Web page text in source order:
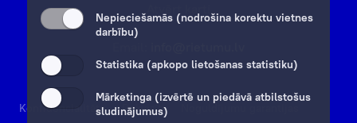
Nepieciešamās (nodrošina korektu vietnes
darbību)
Statistika (apkopo lietošanas statistiku)
Mārketinga (izvērtē un piedāvā atbilstošus
sludinājumus)
Konfidencialitāte Rekvizīti
Noguldījumu garantijas